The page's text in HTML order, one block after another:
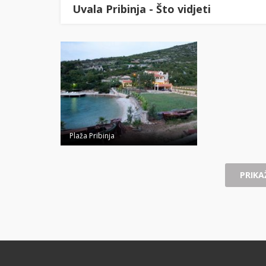
Uvala Pribinja - Što vidjeti
Plaža Pribinja